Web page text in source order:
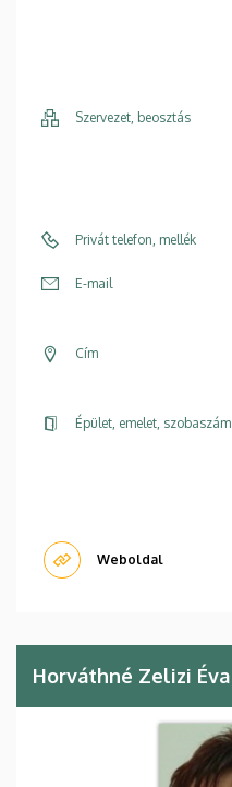
Szervezet, beosztás
Privát telefon, mellék
E-mail
Cím
Épület, emelet, szobaszám
Weboldal
Horváthné Zelizi Éva